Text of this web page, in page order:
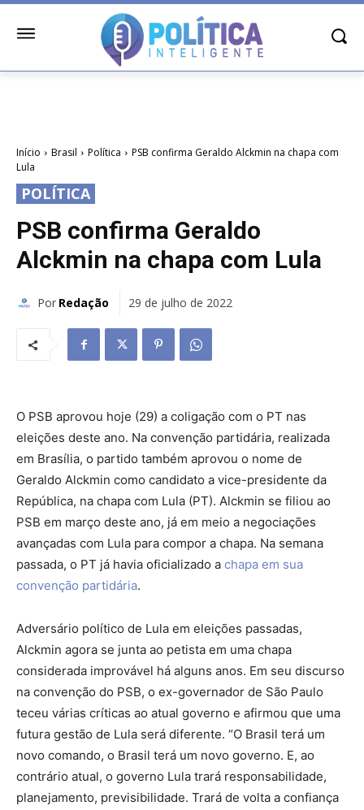
Início Brasil Política
PSB confirma Geraldo Alckmin na chapa com
Lula
POLÍTICA
PSB confirma Geraldo
Alckmin na chapa com Lula
Por Redação 29 de julho de 2022
O PSB aprovou hoje (29) a coligação com o PT nas
eleições deste ano. Na convenção partidária, realizada
em Brasília, o partido também aprovou o nome de
Geraldo Alckmin como candidato a vice-presidente da
República, na chapa com Lula (PT). Alckmin se filiou ao
PSB em março deste ano, já em meio a negociações
avançadas com Lula para compor a chapa. Na semana
passada, o PT já havia oficializado a chapa em sua
convenção partidária.
Adversário político de Lula em eleições passadas,
Alckmin agora se junta ao petista em uma chapa
considerada improvável há alguns anos. Em seu discurso
na convenção do PSB, o ex-governador de São Paulo
teceu várias críticas ao atual governo e afirmou que uma
futura gestão de Lula será diferente. “O Brasil terá um
novo comando, o Brasil terá um novo governo. E, ao
contrário atual, o governo Lula trará responsabilidade,
planejamento, previsibilidade. Trará de volta a confiança